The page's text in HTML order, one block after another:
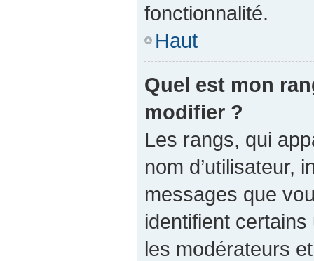
fonctionnalité.
Haut
Quel est mon
modifier ?
Les rangs, qui
nom d’utilisateur,
messages que
identifient
les modérateurs